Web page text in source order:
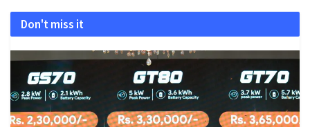
Don't miss it